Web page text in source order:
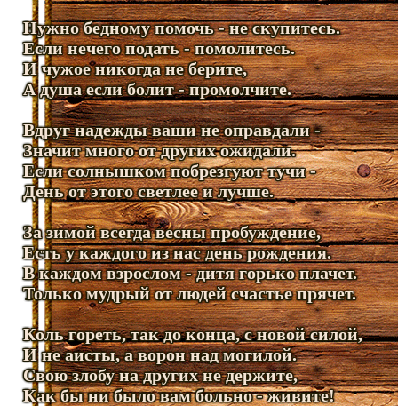
Нужно бедному помочь - не скупитесь.
Если нечего подать - помолитесь.
И чужое никогда не берите,
А душа если болит - промолчите.
Вдруг надежды ваши не оправдали -
Значит много от других ожидали.
Если солнышком побрезгуют тучи -
День от этого светлее и лучше.
За зимой всегда весны пробуждение,
Есть у каждого из нас день рождения.
В каждом взрослом - дитя горько плачет.
Только мудрый от людей счастье прячет.
Коль гореть, так до конца, с новой силой,
И не аисты, а ворон над могилой.
Свою злобу на других не держите,
Как бы ни было вам больно - живите!